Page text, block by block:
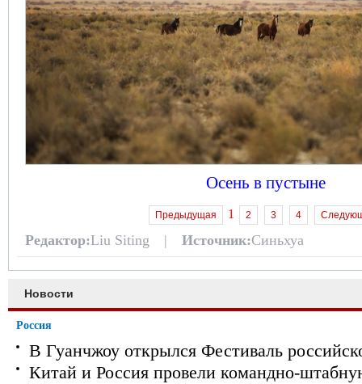
Осень в пустыне
Предыдущая 1 2 3 4
Редактор:Liu Siting | Источник:Синьхуа
Новости
Россия
В Гуанчжоу открылся Фестиваль
Китай и Россия провели командно-